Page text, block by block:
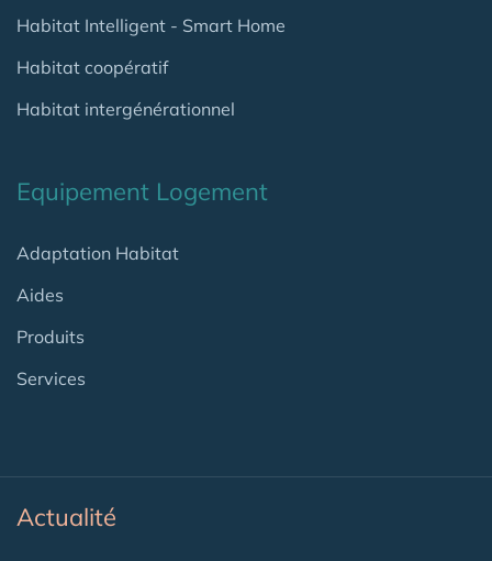
Habitat Intelligent - Smart Home
Habitat coopératif
Habitat intergénérationnel
Equipement Logement
Adaptation Habitat
Aides
Produits
Services
Actualité